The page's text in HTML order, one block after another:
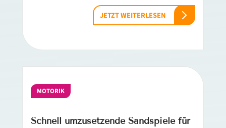
JETZT WEITERLESEN
MOTORIK
Schnell umzusetzende Sandspiele für